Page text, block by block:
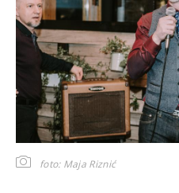
foto: Maja Riznić